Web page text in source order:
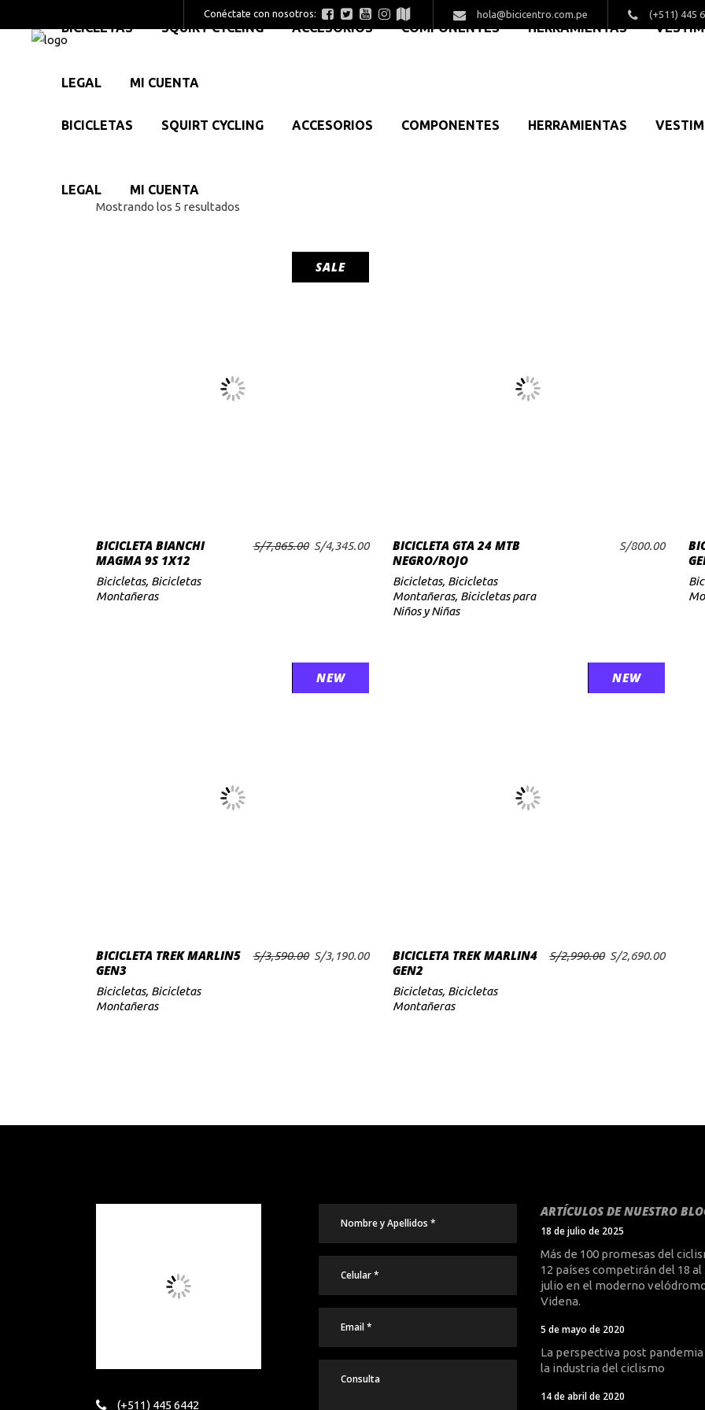
Conéctate con nosotros: hola@bicicentro.com.pe (+511) 445
BICICLETAS SQUIRT CYCLING ACCESORIOS COMPONENTES HERRAMIENTAS
LEGAL MI CUENTA
BICICLETAS SQUIRT CYCLING ACCESORIOS COMPONENTES HERRAMIENTAS
LEGAL MI CUENTA
Mostrando los 5 resultados
SALE
AÑADIR AL CARRITO
BICICLETA BIANCHI
MAGMA 9S 1X12
S/7,865.00 El
S/4,345.00El
precio
actual
S/4,345.00.
Bicicletas, Bicicletas
Montañeras
AÑADIR AL CARRITO
BICICLETA GTA 24 MTB
NEGRO/ROJO
S/800.00
Bicicletas, Bicicletas
Montañeras, Bicicletas para
Niños y Niñas
SALE
NEW
SELECCIONAR OPCIONES
Este
se
BICICLETA TREK MARLIN5
GEN3
S/3,590.00 El
S/3,190.00El
precio
actual
S/3,190.00.
Bicicletas, Bicicletas
Montañeras
SALE
NEW
AÑADIR AL CARRITO
BICICLETA TREK MARLIN4
GEN2
S/2,990.00 El
S/2,690.00El
Bicicletas, Bicicletas
Montañeras
(+511) 445 6442
ARTÍCULOS DE NUESTRO
18 de julio de 2025
Más de 100 promesas del
12 países competirán del 18 al
julio en el moderno
Videna.
5 de mayo de 2020
La perspectiva post pandemia
la industria del ciclismo
14 de abril de 2020